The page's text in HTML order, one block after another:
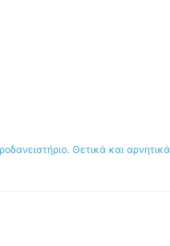
Θετικά και αρνητικά